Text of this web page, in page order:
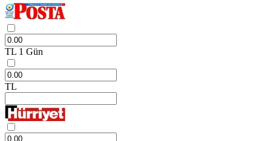
TL 1 Gün
TL